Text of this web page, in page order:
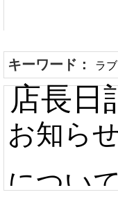
キーワード： ラ
店長日
お知ら
につい